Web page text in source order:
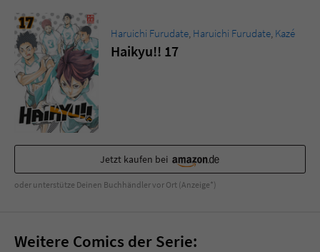
Haruichi Furudate Haruichi Furudate Kazé
Haikyu!! 17
Jetzt kaufen bei
oder unterstütze Deinen Buchhändler vor Ort (Anzeige*)
Weitere Comics der Serie:
Laufzeit
Zweck
Dieses Cookie gewährleistet die